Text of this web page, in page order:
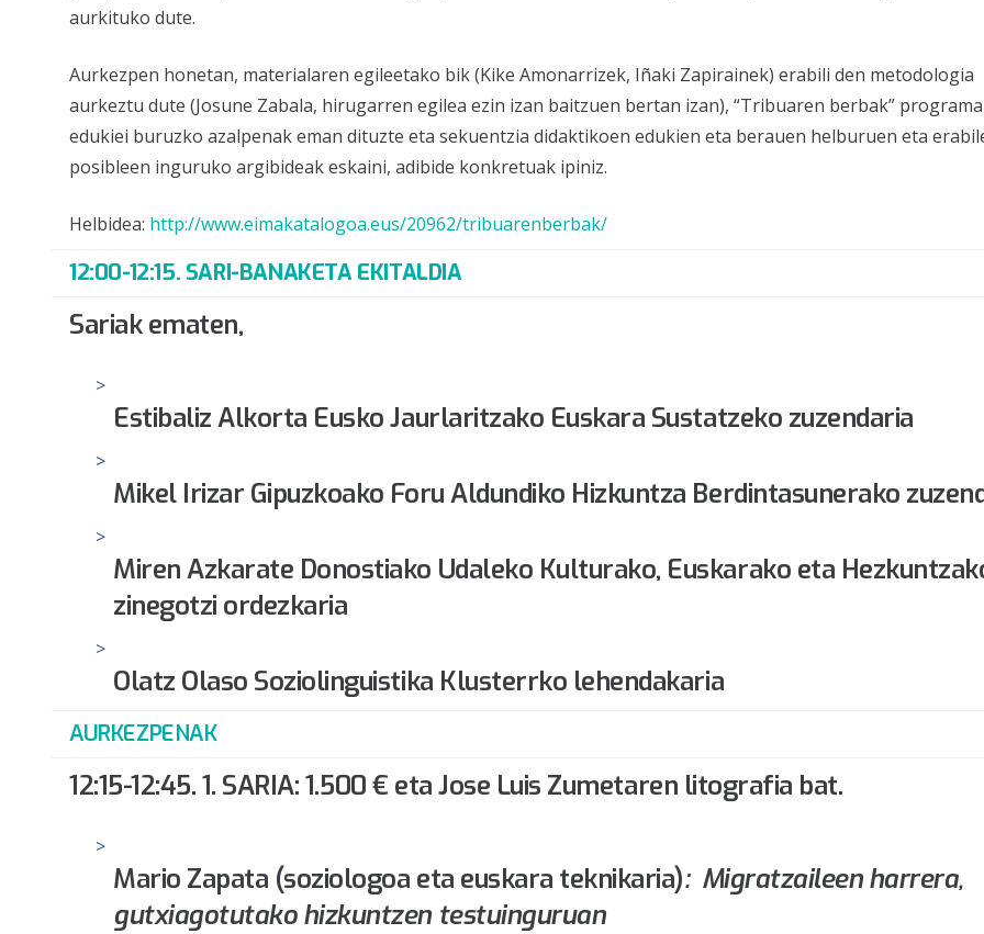
aurkituko dute.
Aurkezpen honetan, materialaren egileetako bik (Kike Amonarrizek, Iñaki Zapirainek) erabili den metodologia
aurkeztu dute (Josune Zabala, hirugarren egilea ezin izan baitzuen bertan izan), “Tribuaren berbak”
edukiei buruzko azalpenak eman dituzte eta sekuentzia didaktikoen edukien eta berauen helburuen eta
posibleen inguruko argibideak eskaini, adibide konkretuak ipiniz.
Helbidea: http://www.eimakatalogoa.eus/20962/tribuarenberbak/
12:00-12:15. SARI-BANAKETA EKITALDIA
Sariak ematen,
Estibaliz Alkorta Eusko Jaurlaritzako Euskara Sustatzeko zuzendaria
Mikel Irizar Gipuzkoako Foru Aldundiko Hizkuntza Berdintasunerako
Miren Azkarate Donostiako Udaleko Kulturako, Euskarako eta
zinegotzi ordezkaria
Olatz Olaso Soziolinguistika Klusterrko lehendakaria
AURKEZPENAK
12:15-12:45. 1. SARIA:1.500 € eta Jose Luis Zumetaren litografia bat.
Mario Zapata (soziologoa eta euskara teknikaria): Migratzaileen harrera,
gutxiagotutako hizkuntzen testuinguruan